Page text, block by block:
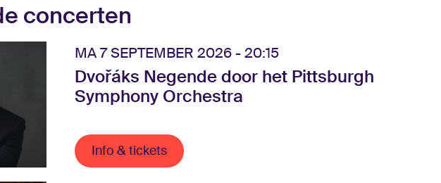
concerten
MA 7 SEPTEMBER 2026 - 20:15
Dvořáks Negende door het Pittsburgh
Symphony Orchestra
Info & tickets